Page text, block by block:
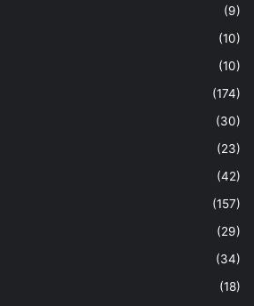
(9)
(10)
(10)
(174)
(30)
(23)
(42)
(157)
(29)
(34)
(18)